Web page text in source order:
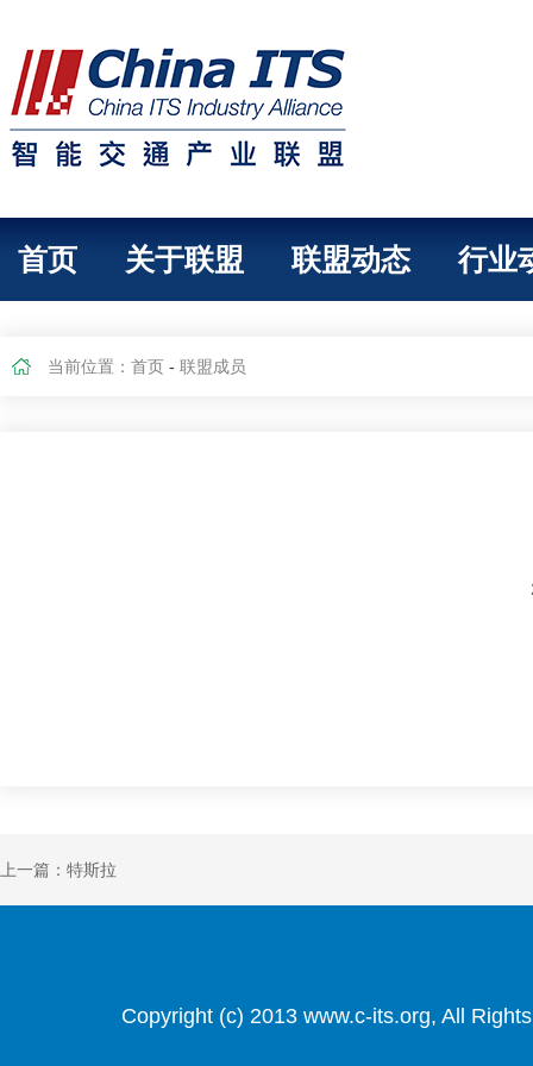
首页 关于联盟 联盟动态 行业
当前位置： 首页 - 联盟成员
上一篇：特斯拉
Copyright (c) 2013 www.c-its.org, All